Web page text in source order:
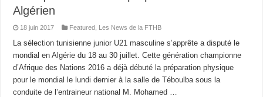
Algérien
18 juin 2017 Featured Les News de la FTHB
La sélection tunisienne junior U21 masculine s’apprête a disputé le
mondial en Algérie du 18 au 30 juillet. Cette génération championne
d’Afrique des Nations 2016 a déjà débuté la préparation physique
pour le mondial le lundi dernier à la salle de Téboulba sous la
conduite de l’entraineur national M. Mohamed …